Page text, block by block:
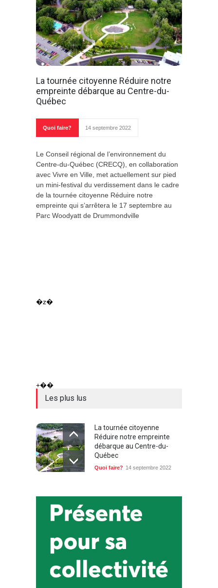
La tournée citoyenne Réduire notre
empreinte débarque au Centre-du-
Québec
Quoi faire? 14 septembre 2022
Le Conseil régional de l’environnement du
Centre-du-Québec (CRECQ), en collaboration
avec Vivre en Ville, met actuellement sur pied
un mini-festival du verdissement dans le cadre
de la tournée citoyenne Réduire notre
empreinte qui s’arrêtera le 17 septembre au
Parc Woodyatt de Drummondville
�z�
+��
Les plus lus
La tournée citoyenne
Réduire notre empreinte
débarque au Centre-du-
Québec
Quoi faire? 14 septembre 2022